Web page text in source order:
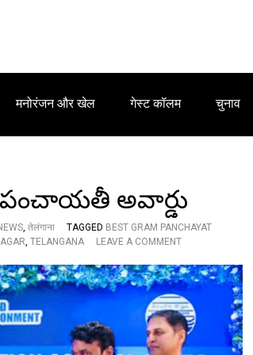
मनोरंजन और खेल गेस्ट कॉलम चुनाव
అవార్డు
, तेलंगाना TAGGED BEST GRAM PANCHAYAT
, TELANGANA LEAVE A COMMENTO
తె
లం
గా
ణ
లో
ఈ